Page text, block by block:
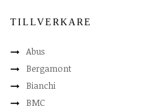
TILLVERKARE
Abus
Bergamont
Bianchi
BMC